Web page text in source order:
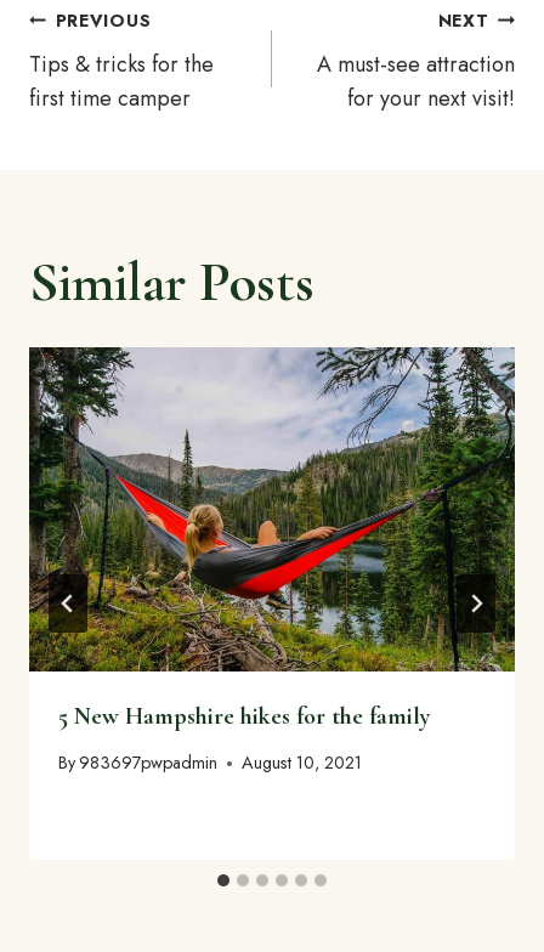
Post
navigation
PREVIOUS
Tips & tricks for the
first time camper
NEXT
A must-see attraction
for your next visit!
Similar Posts
5 New Hampshire hikes for the family
By 983697pwpadmin August 10, 2021